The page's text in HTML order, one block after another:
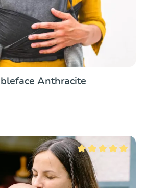
Anthracite
Valutazione media di